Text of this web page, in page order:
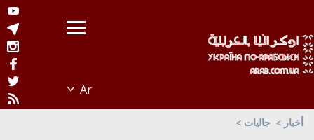
أخبار جاليات